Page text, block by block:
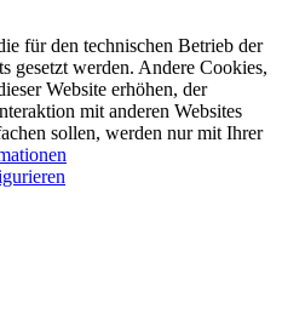
für den technischen Betrieb der
gesetzt werden. Andere Cookies,
Website erhöhen, der
mit anderen Websites
sollen, werden nur mit Ihrer